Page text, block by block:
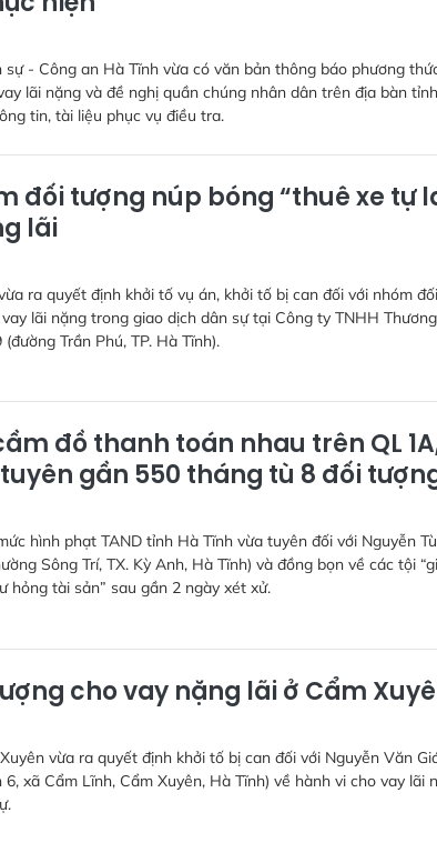
sự - Công an Hà Tĩnh vừa có văn bản thông báo phương
lãi nặng và đề nghị quần chúng nhân dân trên địa bàn tỉnh
tin, tài liệu phục vụ điều tra.
đối tượng núp bóng “thuê xe tự
lãi
ra quyết định khởi tố vụ án, khởi tố bị can đối với nhóm đối
lãi nặng trong giao dịch dân sự tại Công ty TNHH
Trần Phú, TP. Hà Tĩnh).
đồ thanh toán nhau trên QL
gần 550 tháng tù 8 đối
hình phạt TAND tỉnh Hà Tĩnh vừa tuyên đối với Nguyễn
Sông Trí, TX. Kỳ Anh, Hà Tĩnh) và đồng bọn về các tội
hỏng tài sản” sau gần 2 ngày xét xử.
cho vay nặng lãi ở Cẩm
vừa ra quyết định khởi tố bị can đối với Nguyễn Văn
xã Cẩm Lĩnh, Cẩm Xuyên, Hà Tĩnh) về hành vi cho vay lãi